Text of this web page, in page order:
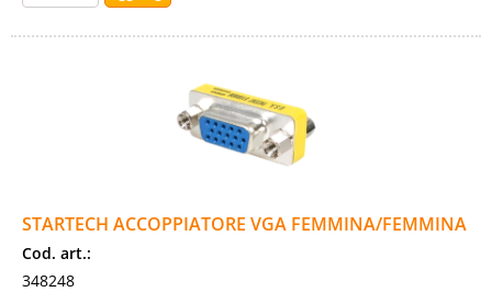
STARTECH ACCOPPIATORE VGA FEMMINA/FEMMINA
Cod. art.:
348248